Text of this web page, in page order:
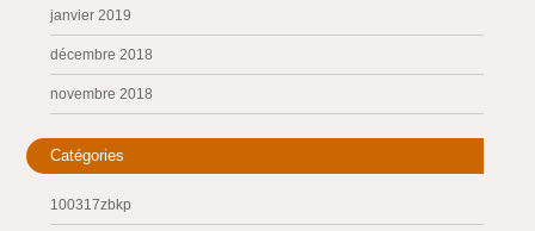
janvier 2019
décembre 2018
novembre 2018
Catégories
100317zbkp